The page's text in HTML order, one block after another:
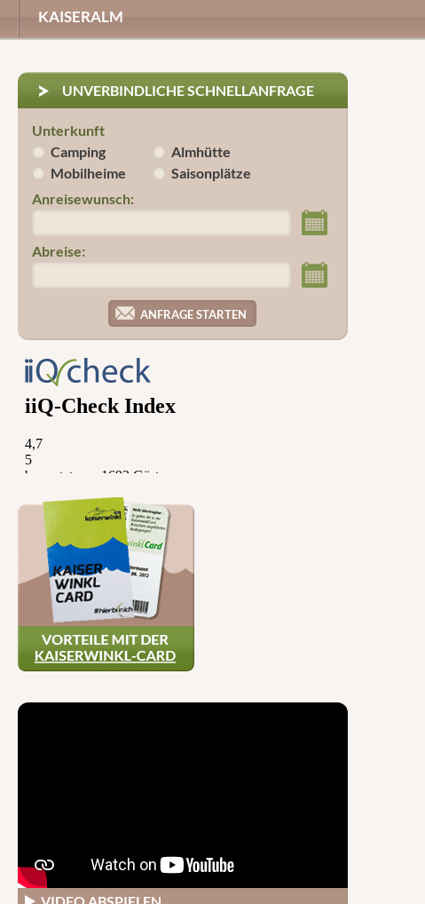
KAISERALM
UNVERBINDLICHE SCHNELLANFRAGE
Unterkunft
Camping
Almhütte
Mobilheime
Saisonplätze
Anreisewunsch:
Abreise: